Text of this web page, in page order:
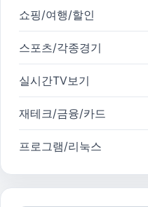
쇼핑/여행/할인
스포츠/각종경기
실시간TV보기
재테크/금융/카드
프로그램/리눅스